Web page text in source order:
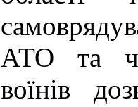
АТО та
воїнів